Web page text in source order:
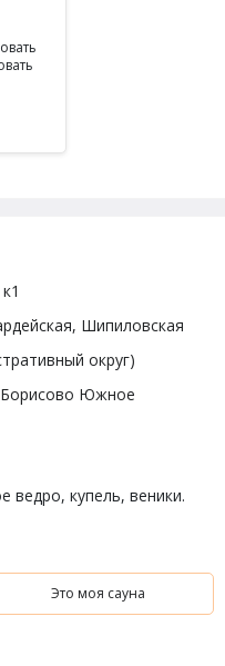
Шипиловская
округ)
Южное
ведро, купель, веники.
Это моя сауна